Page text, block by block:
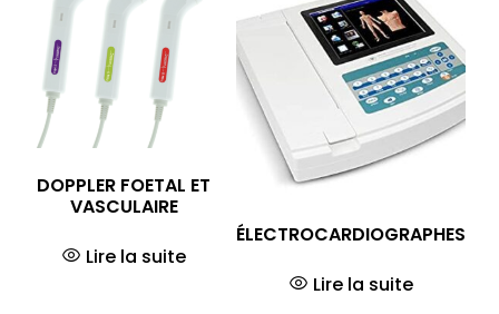
DOPPLER FOETAL ET
VASCULAIRE
Lire la suite
ÉLECTROCARDIOGRAPHES
Lire la suite